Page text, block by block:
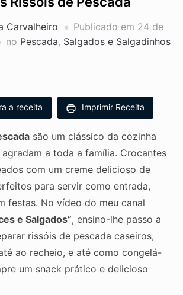
Carvalheiro Publicado em 24 de
no Pescada, Salgados e Salgadinhos
a receita Imprimir Receita
são um clássico da cozinha
a toda a família. Crocantes
com um creme delicioso de
para servir como entrada,
festas. No vídeo do meu canal
e Salgados”, ensino-lhe passo a
rissóis de pescada caseiros,
ao recheio, e até como congelá-
um snack prático e delicioso